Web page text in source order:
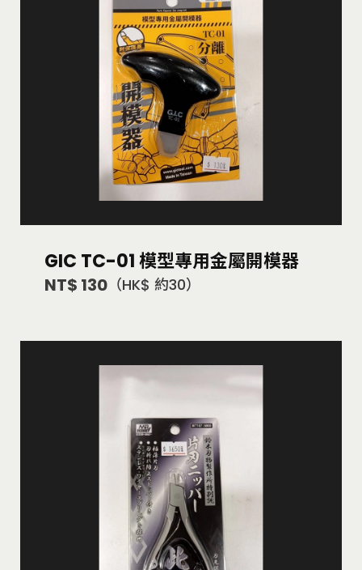
GIC TC-01 模型專用金屬開模器
NT$ 130 （HK$ 約30）